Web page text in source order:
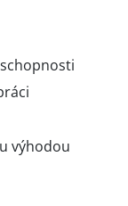
výhodou